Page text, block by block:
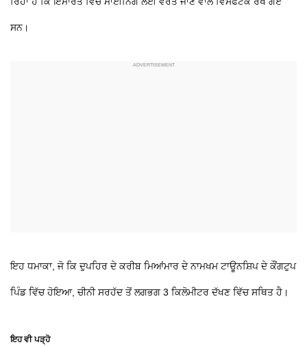
ਸਨ।
ਇਹ ਧਮਾਕਾ, ਜੋ ਕਿ ਦੁਪਹਿਰ ਦੇ ਕਰੀਬ ਮਿਆਂਮਾਰ ਦੇ ਨਾਮਖਮ ਟਾਊਨਸ਼ਿਪ ਦੇ ਕੌਂਗਟੁਪ
ਪਿੰਡ ਵਿੱਚ ਹੋਇਆ, ਚੀਨੀ ਸਰਹੱਦ ਤੋਂ ਲਗਭਗ 3 ਕਿਲੋਮੀਟਰ ਦੱਖਣ ਵਿੱਚ ਸਥਿਤ ਹੈ।
ਇਹ ਵੀ ਪੜ੍ਹੋ